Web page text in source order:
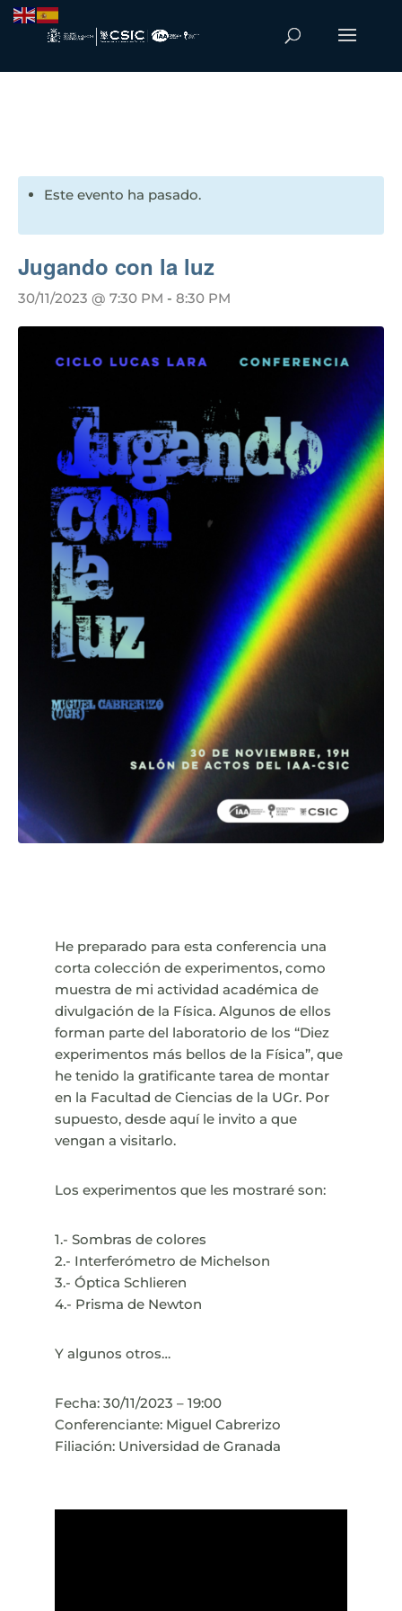
Este evento ha pasado.
Jugando con la luz
30/11/2023 @ 7:30 PM - 8:30 PM
He preparado para esta conferencia una
corta colección de experimentos, como
muestra de mi actividad académica de
divulgación de la Física. Algunos de ellos
forman parte del laboratorio de los “Diez
experimentos más bellos de la Física”, que
he tenido la gratificante tarea de montar
en la Facultad de Ciencias de la UGr. Por
supuesto, desde aquí le invito a que
vengan a visitarlo.
Los experimentos que les mostraré son:
1.- Sombras de colores
2.- Interferómetro de Michelson
3.- Óptica Schlieren
4.- Prisma de Newton
Y algunos otros…
Fecha: 30/11/2023 – 19:00
Conferenciante: Miguel Cabrerizo
Filiación: Universidad de Granada